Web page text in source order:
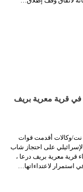
في قرية معرية بريف
نت/وكالات أقدمت قوات
على احتجاز شاب
قرية معرية بريف درعا ،
استمرار لاعتداءاتها…